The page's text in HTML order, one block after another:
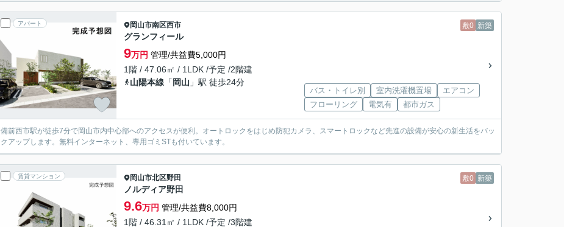
アパート 敷0 新築
岡山市南区西市
グランフィール
9万円 管理/共益費5,000円
1階 / 47.06㎡ / 1LDK /予定 /2階建
山陽本線 「 岡山 」駅 徒歩24分
バス・トイレ別 室内洗濯機置場
エアコン
フローリング
電気有 都市ガス
備前西市駅が徒歩7分で岡山市内中心部へのアクセスが便利。オートロックをはじめ防犯カメラ、スマートロックなど先進の設備が安心の新生活をバッ
クアップします。無料インターネット、専用ゴミSTも付いています。
賃貸マンション 敷0 新築
岡山市北区野田
ノルディア野田
9.6万円 管理/共益費8,000円
1階 / 46.31㎡ / 1LDK /予定 /3階建